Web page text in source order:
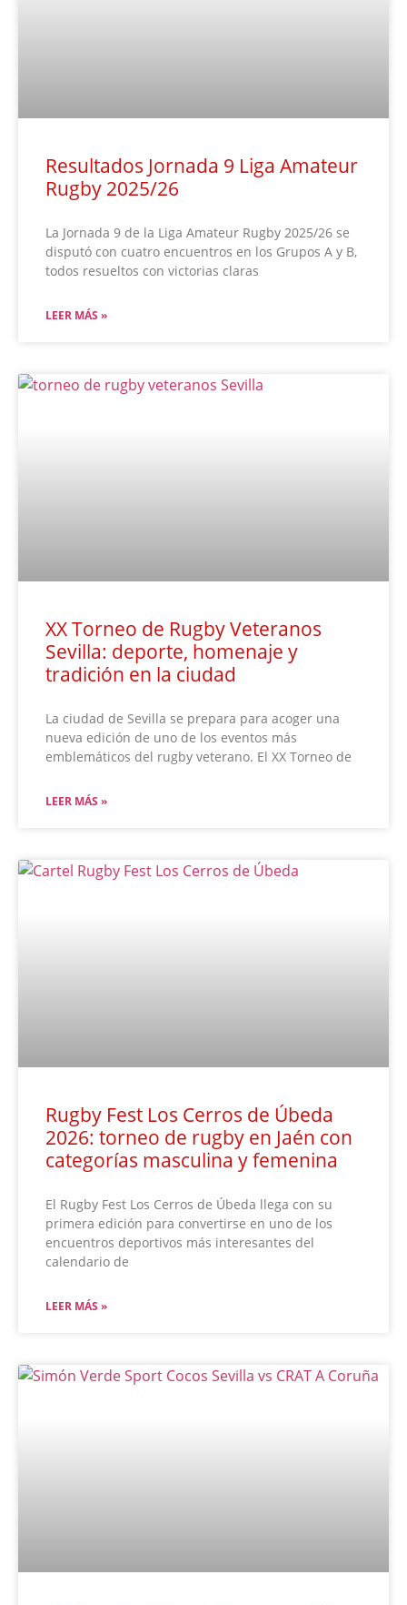
Resultados Jornada 9 Liga Amateur
Rugby 2025/26
La Jornada 9 de la Liga Amateur Rugby 2025/26 se
disputó con cuatro encuentros en los Grupos A y B,
todos resueltos con victorias claras
LEER MÁS »
XX Torneo de Rugby Veteranos
Sevilla: deporte, homenaje y
tradición en la ciudad
La ciudad de Sevilla se prepara para acoger una
nueva edición de uno de los eventos más
emblemáticos del rugby veterano. El XX Torneo de
LEER MÁS »
Rugby Fest Los Cerros de Úbeda
2026: torneo de rugby en Jaén con
categorías masculina y femenina
El Rugby Fest Los Cerros de Úbeda llega con su
primera edición para convertirse en uno de los
encuentros deportivos más interesantes del
calendario de
LEER MÁS »